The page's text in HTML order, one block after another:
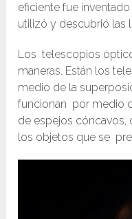
eficiente fue
utilizó y descubrió las
Los telescopios
maneras. Están los
medio de la
funcionan por medio
de espejos cóncavos,
los objetos que se